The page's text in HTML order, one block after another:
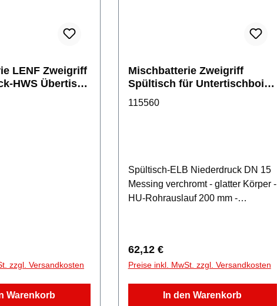
LENF Zweigriff
HWS Übertisch
zzgl. Versandkosten
Warenkorb
Mischbatterie Zweigriff
Spültisch für Untertischboiler
ASW Niederdruck
115560
Spültisch-ELB Niederdruck DN 15
Messing verchromt - glatter Körper -
HU-Rohrauslauf 200 mm -
Regulärer Preis:
62,12 €
Preise inkl. MwSt. zzgl. Versandkosten
In den Warenkorb